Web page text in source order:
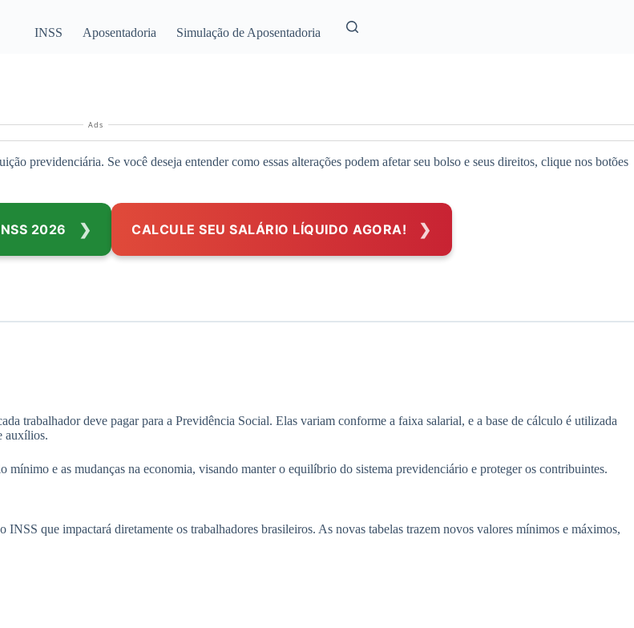
INSS Aposentadoria Simulação de Aposentadoria
Ads
previdenciária. Se você deseja entender como essas alterações podem afetar seu bolso e seus direitos, clique nos botões
2026 CALCULE SEU SALÁRIO LÍQUIDO AGORA!
trabalhador deve pagar para a Previdência Social. Elas variam conforme a faixa salarial, e a base de cálculo é utilizada
auxílios.
mínimo e as mudanças na economia, visando manter o equilíbrio do sistema previdenciário e proteger os contribuintes.
que impactará diretamente os trabalhadores brasileiros. As novas tabelas trazem novos valores mínimos e máximos,